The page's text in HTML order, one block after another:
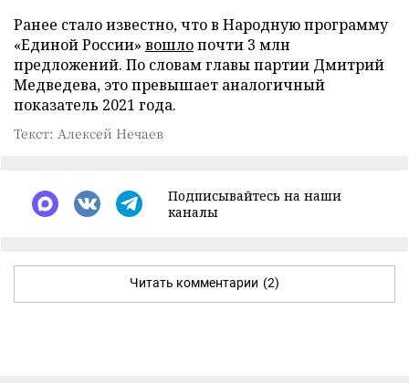
Ранее стало известно, что в Народную программу
«Единой России» вошлопочти 3 млн
предложений. По словам главы партии Дмитрий
Медведева, это превышает аналогичный
показатель 2021 года.
Текст: Алексей Нечаев
Подписывайтесь на наши
каналы
Читать комментарии (2)